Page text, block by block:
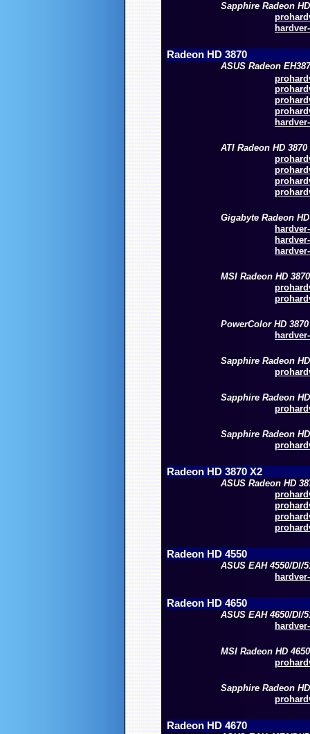
Sapphire Radeon
Radeon HD 3870
ASUS Radeon
ATI Radeon HD 3870
Gigabyte Radeon
MSI Radeon HD
PowerColor HD
Sapphire Radeon
Sapphire Radeon
Sapphire Radeon
Radeon HD 3870 X2
ASUS Radeon HD
Radeon HD 4550
ASUS EAH 4550/DI/
Radeon HD 4650
ASUS EAH 4650/DI/
MSI Radeon HD
Sapphire Radeon
Radeon HD 4670